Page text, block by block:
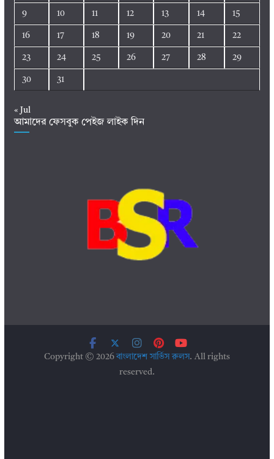
9 10 11 12 13 14 15
16 17 18 19 20 21 22
23 24 25 26 27 28 29
30 31
« Jul
আমাদের ফেসবুক পেইজ লাইক দিন
Copyright © 2026বাংলাদেশ সার্ভিস রুলস. All rights
reserved.